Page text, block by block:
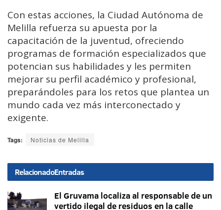
Con estas acciones, la Ciudad Autónoma de
Melilla refuerza su apuesta por la
capacitación de la juventud, ofreciendo
programas de formación especializados que
potencian sus habilidades y les permiten
mejorar su perfil académico y profesional,
preparándoles para los retos que plantea un
mundo cada vez más interconectado y
exigente.
Tags: Noticias de Melilla
RelacionadoEntradas
El Gruvama localiza al responsable de un
vertido ilegal de residuos en la calle